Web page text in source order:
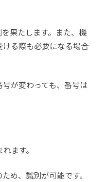
果たします。また、機
る際も必要になる場合
が変わっても、番号は
ます。
め、識別が可能です。